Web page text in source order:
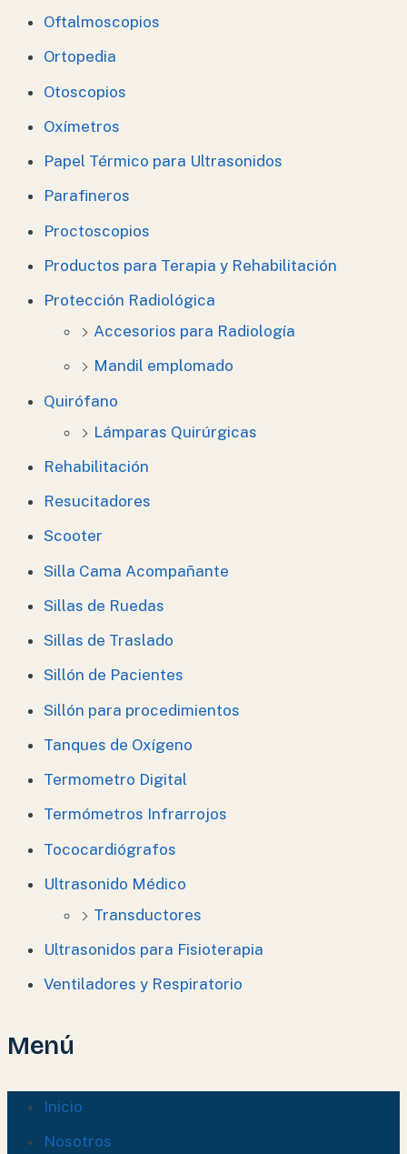
Oftalmoscopios
Ortopedia
Otoscopios
Oxímetros
Papel Térmico para Ultrasonidos
Parafineros
Proctoscopios
Productos para Terapia y Rehabilitación
Protección Radiológica
Accesorios para Radiología
Mandil emplomado
Quirófano
Lámparas Quirúrgicas
Rehabilitación
Resucitadores
Scooter
Silla Cama Acompañante
Sillas de Ruedas
Sillas de Traslado
Sillón de Pacientes
Sillón para procedimientos
Tanques de Oxígeno
Termometro Digital
Termómetros Infrarrojos
Tococardiógrafos
Ultrasonido Médico
Transductores
Ultrasonidos para Fisioterapia
Ventiladores y Respiratorio
Menú
Inicio
Nosotros